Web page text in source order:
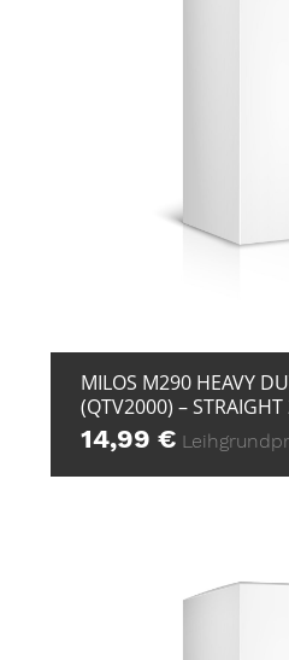
MILOS M290 HEAVY
(QTV2000) – STRAIGHT
14,99€